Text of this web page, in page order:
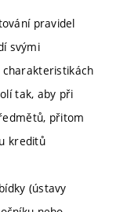
pravidel
svými
tak, aby při
přitom
kreditů
(ústavy